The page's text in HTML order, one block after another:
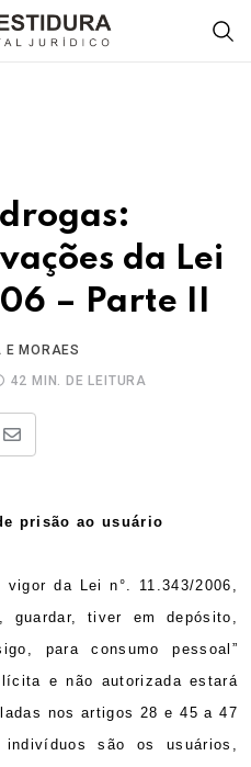
da Lei
– Parte II
E MORAES
42 MIN. DE LEITURA
Share
prisão ao usuário
vigor da Lei n°. 11.343/2006,
guardar, tiver em depósito,
para consumo pessoal”
e não autorizada estará
nos artigos 28 e45 a 47
são os usuários,